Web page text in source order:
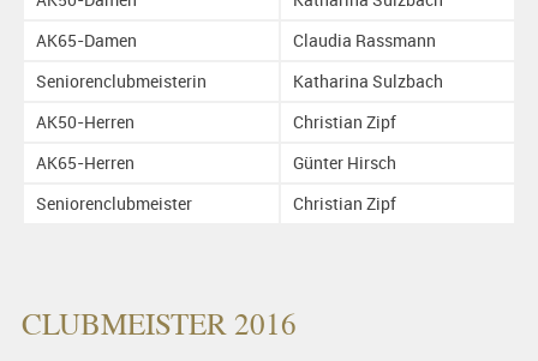
AK65-Damen
Claudia Rassmann
Seniorenclubmeisterin
Katharina Sulzbach
AK50-Herren
Christian Zipf
AK65-Herren
Günter Hirsch
Seniorenclubmeister
Christian Zipf
CLUBMEISTER 2016